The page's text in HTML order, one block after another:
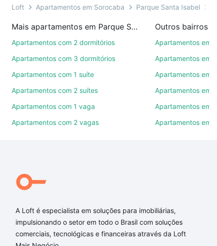
ou por videochamada, é grátis, sem compromisso e
imobiliárias te ajudando na compra, venda ou troca
de imóveis.
Como escolher um imóvel?
Use barra de busca no topo para pesquisar por
ruas, bairros e até condomínios favoritos. Você
também pode usar os filtros como quantidade de
combinar perfeitamente com o preço, metragem e
SP ideal para você na Loft.
Qual o preço de Apartamentos com 1 quarto à
Aqui na Loft temos a oferta ideal para você, com
Apartamentos com 1 quarto à venda em Parque
Loft Apartamentos em Sorocaba Parque Santa Isabel
Mais apartamentos em Parque Santa Isabel
Apartamentos com 2 dormitórios
Apartamentos com 3 dormitórios
Apartamentos com 1 suíte
Apartamentos com 2 suítes
Apartamentos com 1 vaga
Apartamentos com 2 vagas
Outros bairros
Apartamentos em
Apartamentos em
Apartamentos em
Apartamentos em
Apartamentos em
Apartamentos em
A Loft é especialista em soluções para imobiliárias,
impulsionando o setor em todo o Brasil com soluções
comerciais, tecnológicas e financeiras através da Loft